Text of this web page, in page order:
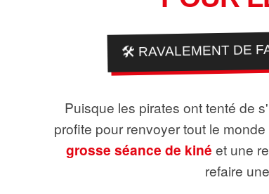
🛠️ RAVALEMENT DE
Puisque les pirates ont tenté de
profite pour renvoyer tout le
grosse séance de kiné et une
refaire